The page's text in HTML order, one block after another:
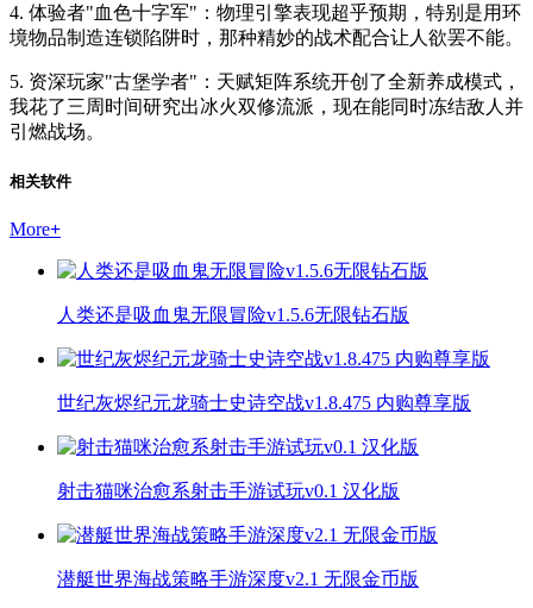
4. 体验者"血色十字军"：物理引擎表现超乎预期，特别是用环
境物品制造连锁陷阱时，那种精妙的战术配合让人欲罢不能。
5. 资深玩家"古堡学者"：天赋矩阵系统开创了全新养成模式，
我花了三周时间研究出冰火双修流派，现在能同时冻结敌人并
引燃战场。
相关软件
More+
人类还是吸血鬼无限冒险v1.5.6无限钻石版
世纪灰烬纪元龙骑士史诗空战v1.8.475 内购尊享版
射击猫咪治愈系射击手游试玩v0.1 汉化版
潜艇世界海战策略手游深度v2.1 无限金币版